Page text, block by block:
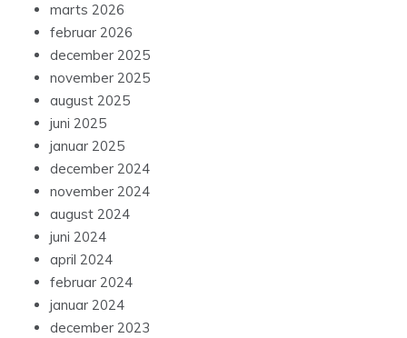
marts 2026
februar 2026
december 2025
november 2025
august 2025
juni 2025
januar 2025
december 2024
november 2024
august 2024
juni 2024
april 2024
februar 2024
januar 2024
december 2023